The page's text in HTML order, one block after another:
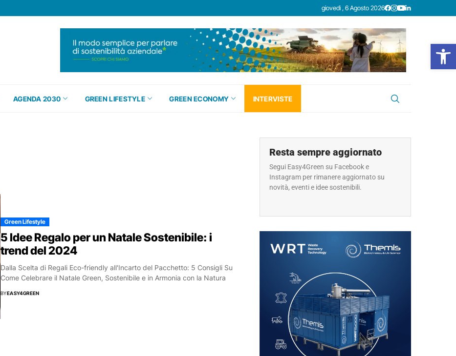
giovedì , 6 Agosto 2026
AGENDA 2030 GREEN LIFESTYLE GREEN ECONOMY INTERVISTE
Green Lifestyle
5 Idee Regalo per un Natale Sostenibile: i
trend del 2024
Dalla Scelta di Regali Eco-friendly all'Incarto del Pacchetto: 5 Consigli Su
Come Celebrare il Natale Green, Sostenibile e in Armonia con la Natura
BYEASY4GREEN
Resta sempre aggiornato
Segui Easy4Green su Facebook e
Instagram per rimanere aggiornato su
novità, eventi e idee sostenibili.